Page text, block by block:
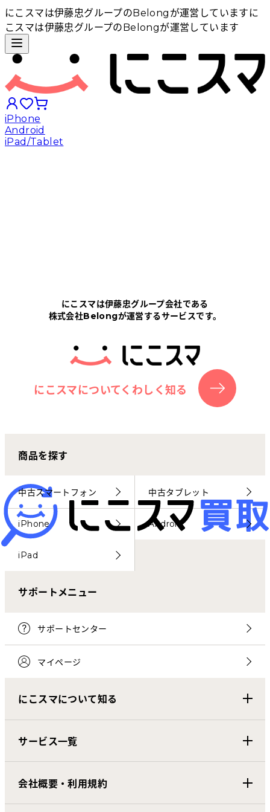
にこスマは伊藤忠グループのBelongが運営しています に
こスマは伊藤忠グループのBelongが運営しています
iPhone
Android
iPad/Tablet
にこスマについて
サポートセンター
お客さまの声
にこスマ通信
マイページ
にこスマは伊藤忠グループ会社である
株式会社Belongが運営するサービスです。
にこスマについてくわしく知る
商品を探す
中古スマートフォン 中古タブレット
iPhone Android
iPad
サポートメニュー
サポートセンター
マイページ
にこスマについて知る
サービス一覧
会社概要・利用規約